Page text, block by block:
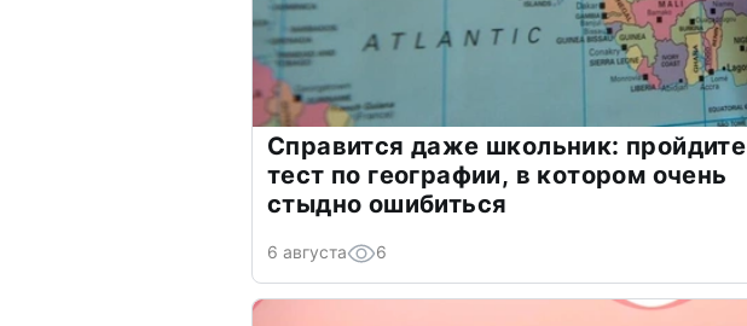
Справится даже школьник: пройдите
тест по географии, в котором очень
стыдно ошибиться
6 августа 6